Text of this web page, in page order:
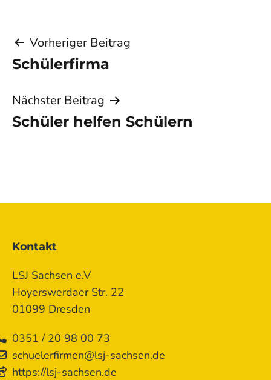
Beitragsnavigation
Vorheriger Beitrag
Schülerfirma
Nächster Beitrag
Schüler helfen Schülern
Kontakt
LSJ Sachsen e.V
Hoyerswerdaer Str. 22
01099 Dresden
0351 / 20 98 00 73
schuelerfirmen@lsj-sachsen.de
https://lsj-sachsen.de